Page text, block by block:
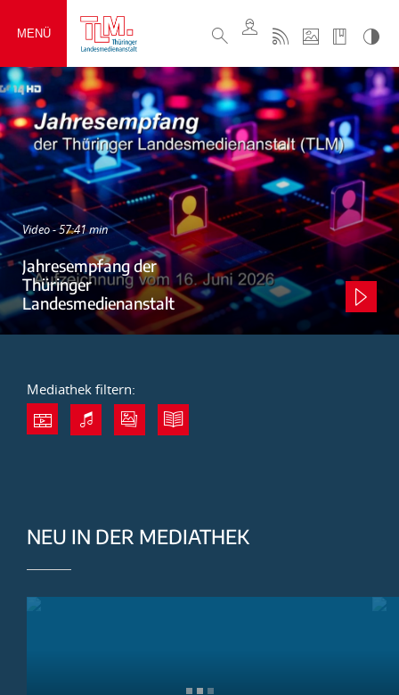
MENÜ
Video - 57:41 min
Jahresempfang der
Thüringer
Landesmedienanstalt
Mediathek filtern:
NEU IN DER MEDIATHEK